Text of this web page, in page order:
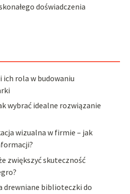
doświadczenia
ich rola w budowaniu
wybrać idealne rozwiązanie
wizualna w firmie – jak
zwiększyć skuteczność
drewniane biblioteczki do